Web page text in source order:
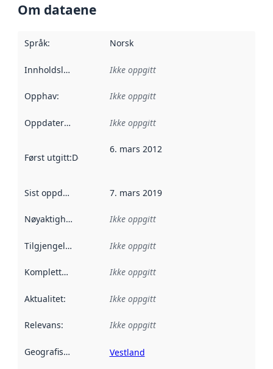
Om dataene
Språk: Norsk
Innholdsleverandører :
Ikke oppgitt
Opphav: Ikke oppgitt
Oppdateringsfrekvens :
Ikke oppgitt
Først utgitt:Denne datoen sier når dataene i dette
6. mars 2012
Sist oppdatert 7. mars 2019
Nøyaktighet Ikke oppgitt
Tilgjengelighet Ikke oppgitt
Kompletthet Ikke oppgitt
Aktualitet: Ikke oppgitt
Relevans: Ikke oppgitt
Geografisk avgrensning :
Vestland